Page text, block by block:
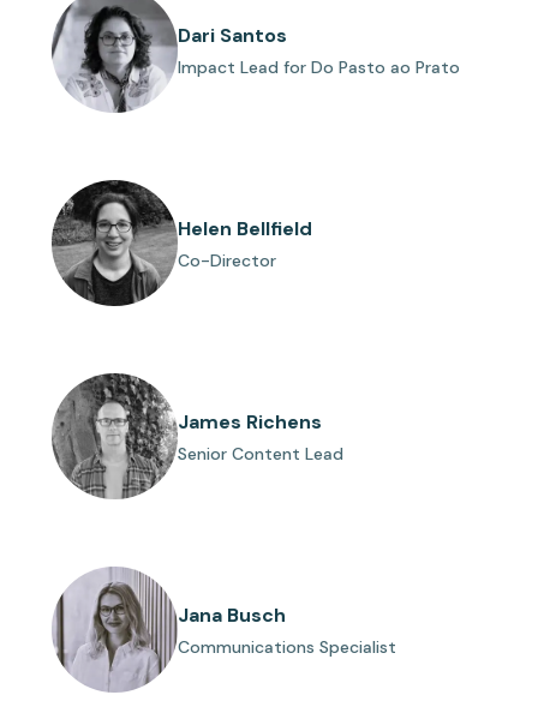
Dari Santos
Impact Lead for Do Pasto ao Prato
Helen Bellfield
Co-Director
James Richens
Senior Content Lead
Jana Busch
Communications Specialist